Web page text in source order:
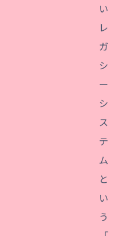
い
レ
ガ
シ
ー
シ
ス
テ
ム
と
い
う